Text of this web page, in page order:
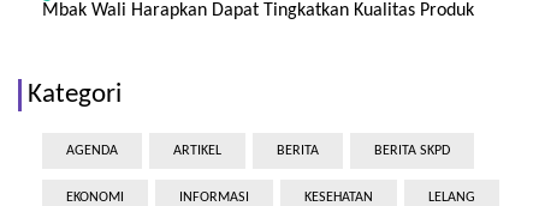
Mbak Wali Harapkan Dapat Tingkatkan Kualitas Produk
Kategori
AGENDA ARTIKEL BERITA BERITA SKPD
EKONOMI INFORMASI KESEHATAN LELANG